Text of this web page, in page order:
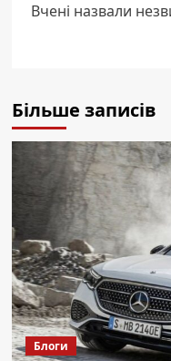
Вчені назвали
Більше записів
Блоги